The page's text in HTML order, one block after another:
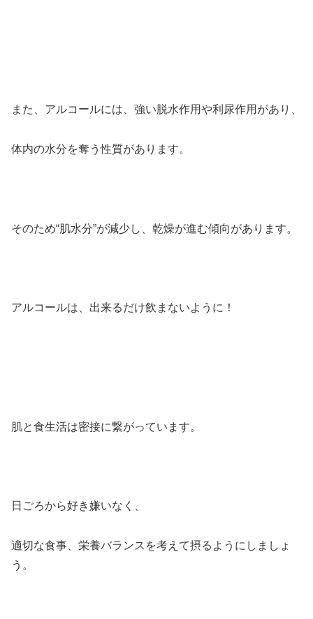
また、アルコールには、強い脱水作用や利尿作用があり、
体内の水分を奪う性質があります。
そのため“肌水分”が減少し、乾燥が進む傾向があります。
アルコールは、出来るだけ飲まないように！
肌と食生活は密接に繋がっています。
日ごろから好き嫌いなく、
適切な食事、栄養バランスを考えて摂るようにしましょ
う。